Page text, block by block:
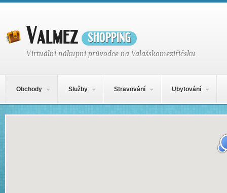
Valmezshopping
Virtuální nákupní průvodce na Valašskomeziříčsku
Obchody Služby Stravování Ubytování
Mapa obsahu